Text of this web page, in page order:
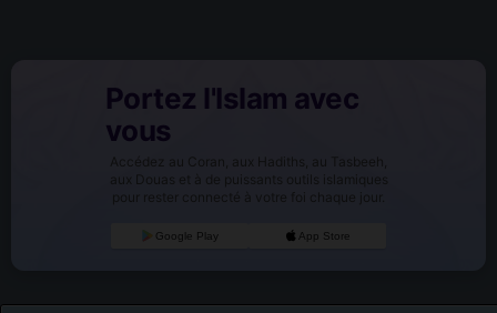
Portez l'Islam avec
vous
Accédez au Coran, aux Hadiths, au Tasbeeh,
aux Douas et à de puissants outils islamiques
pour rester connecté à votre foi chaque jour.
Google Play App Store